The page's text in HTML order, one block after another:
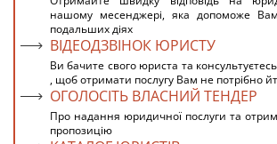
нашому месенджері, яка допоможе Вам
подальших діях
ВІДЕОДЗВІНОК ЮРИСТУ
Ви бачите свого юриста та
, щоб отримати послугу Вам не потрібно
ОГОЛОСІТЬ ВЛАСНИЙ ТЕНДЕР
Про надання юридичної послуги та
пропозицію